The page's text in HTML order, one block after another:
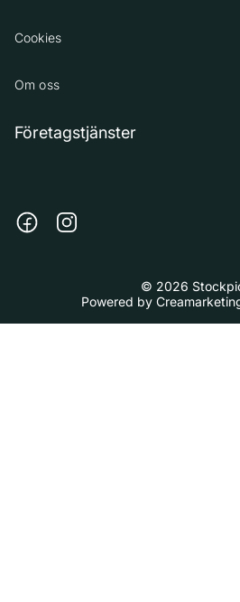
Cookies
Om oss
Företagstjänster
© 2026
Powered by